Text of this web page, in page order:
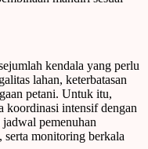
kendala yang perlu
lahan, keterbatasan
petani. Untuk itu,
koordinasi intensif dengan
pemenuhan
serta monitoring berkala